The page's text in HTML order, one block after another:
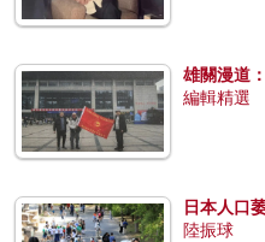
雄關漫道
編輯精選
日本人口
陸振球